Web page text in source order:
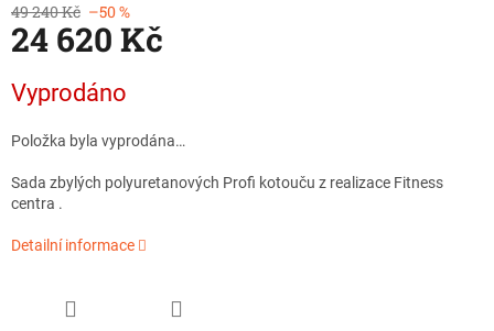
49 240 Kč –50 %
24 620 Kč
cena:
Vyprodáno
Položka byla vyprodána…
Sada zbylých polyuretanových Profi kotouču z realizace Fitness
centra .
Detailní informace